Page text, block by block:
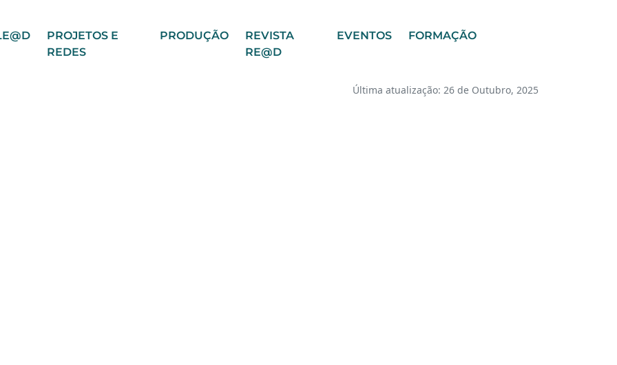
PROJETOS E
REDES
PRODUÇÃO
REVISTA
RE@D
EVENTOS FORMAÇÃO
Última atualização: 26 de Outubro, 2025